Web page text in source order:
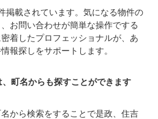
掲載されています。気になる物件の
お問い合わせが簡単な操作でする
着したプロフェッショナルが、あ
報探しをサポートします。
町名からも探すことができます
から検索をすることで是政、住吉